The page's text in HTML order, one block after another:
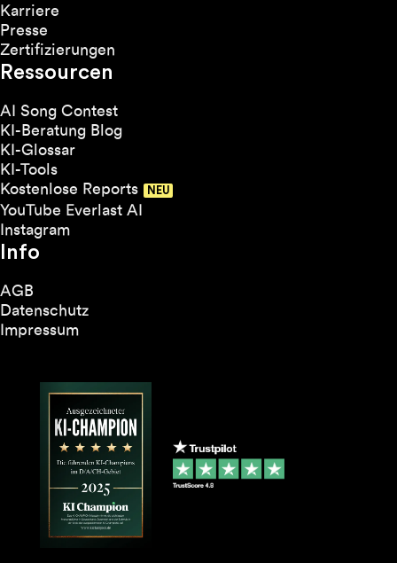
Karriere
Presse
Zertifizierungen
Ressourcen
AI Song Contest
KI-Beratung Blog
KI-Glossar
KI-Tools
Kostenlose Reports
YouTube Everlast AI
Instagram
Info
AGB
Datenschutz
Impressum